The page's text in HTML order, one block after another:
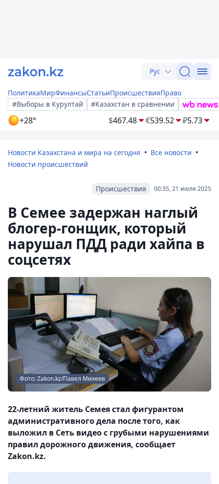
Рус
ПолитикаМирФинансыСтатьиПроисшествияПраво
#Выборы в Курултай
#Казахстан в сравнении
+28° $467.48 €539.52 ₽5.73
Новости Казахстана и мира на сегодня
Все новости
Новости происшествий
00:35, 21 июля 2025
Происшествия
В Семее задержан наглый
блогер-гонщик, который
нарушал ПДД ради хайпа в
соцсетях
Фото: Zakon.kz/Павел Михеев
22-летний житель Семея стал фигурантом
административного дела после того, как
выложил в Сеть видео с грубыми нарушениями
правил дорожного движения, сообщает
Zakon.kz.